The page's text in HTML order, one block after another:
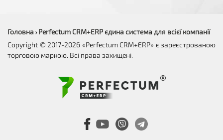
Головна › Perfectum CRM+ERP єдина система для всієї компанії
Copyright © 2017-2026 «Perfectum CRM+ERP» є зареєстрованою
торговою маркою. Всі права захищені.